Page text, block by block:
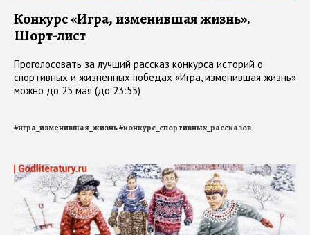
Конкурс «Игра, изменившая жизнь».
Шорт-лист
Проголосовать за лучший рассказ конкурса историй о
спортивных и жизненных победах «Игра, изменившая жизнь»
можно до 25 мая (до 23:55)
#игра_изменившая_жизнь#конкурс_спортивных_рассказов